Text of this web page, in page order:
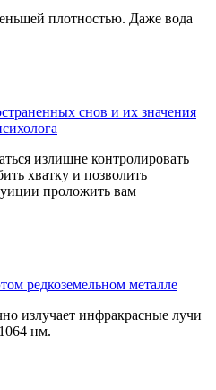
плотностью. Даже вода
снов и их значения
излишне контролировать
хватку и позволить
проложить вам
редкоземельном металле
излучает инфракрасные лучи
нм.